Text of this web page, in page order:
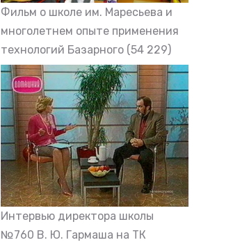
Фильм о школе им. Маресьева и
многолетнем опыте применения
технологий Базарного (54 229)
Интервью директора школы
№760 В. Ю. Гармаша на ТК